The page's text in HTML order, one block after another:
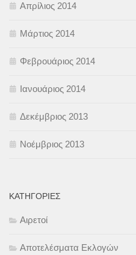
Απρίλιος 2014
Μάρτιος 2014
Φεβρουάριος 2014
Ιανουάριος 2014
Δεκέμβριος 2013
Νοέμβριος 2013
KΑΤΗΓΟΡΊΕΣ
Αιρετοί
Αποτελέσματα Εκλογών